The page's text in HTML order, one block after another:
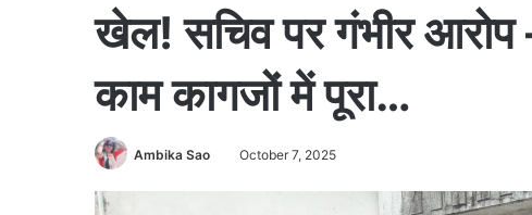
खेल! सचिव पर गंभीर आरोप
काम कागजों में पूरा…
Ambika Sao October 7, 2025